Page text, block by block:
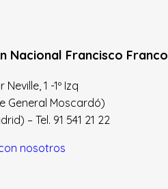
Nacional Francisco Franco
1 -1º Izq
General Moscardó)
– Tel. 91 541 21 22
nosotros